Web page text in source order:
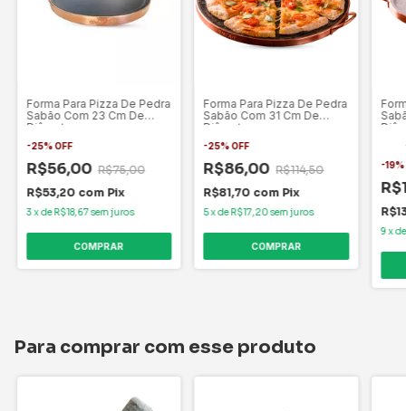
Forma Para Pizza De Pedra
Sabão Com 23 Cm De
Diâmetro.
-25%OFF
R$56,00 R$75,00
R$53,20 com Pix
3xdeR$18,67sem juros
Forma Para Pizza De Pedra
Sabão Com 31 Cm De
Diâmetro
-25%OFF
R$86,00 R$114,50
R$81,70 com Pix
5xdeR$17,20sem juros
-19%
9x
Para comprar com esse produto